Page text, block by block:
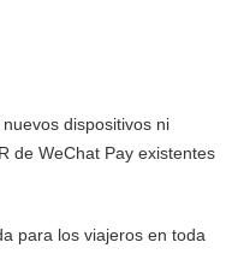
dispositivos ni
de WeChat Pay existentes
para los viajeros en toda